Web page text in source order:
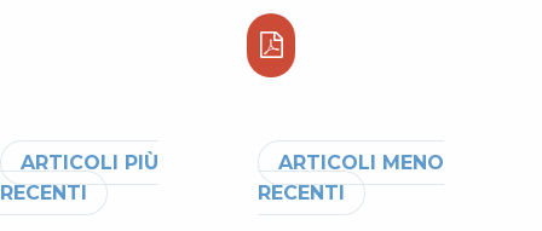
Navigazione articoli
ARTICOLI MENO
RECENTI
ARTICOLI PIÙ
RECENTI